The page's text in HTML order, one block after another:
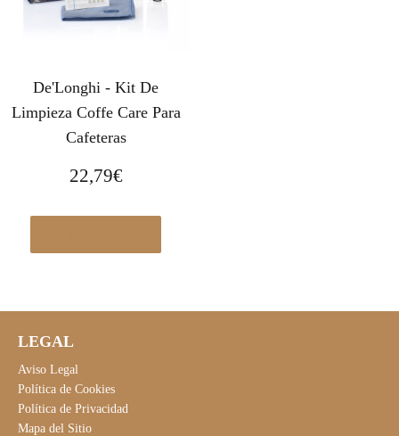
De'Longhi - Kit De
Limpieza Coffe Care Para
Cafeteras
22,79€
LEGAL
Aviso Legal
Política de Cookies
Política de Privacidad
Mapa del Sitio